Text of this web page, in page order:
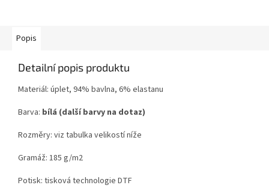
Popis
Detailní popis produktu
Materiál: úplet, 94% bavlna, 6% elastanu
Barva: bílá (další barvy na dotaz)
Rozměry: viz tabulka velikostí níže
Gramáž: 185 g/m2
Potisk: tisková technologie DTF